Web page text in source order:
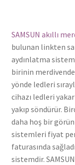
SAMSUN akıllı
bulunan linkten
aydınlatma
birinin
yönde ledleri
cihazı ledleri
yakıp söndürür.
daha hoş bir
sistemleri fiyat
faturasında
sistemdir.